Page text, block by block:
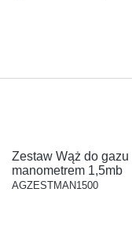
Zestaw Wąż do
manometrem 1,5mb
AGZESTMAN1500